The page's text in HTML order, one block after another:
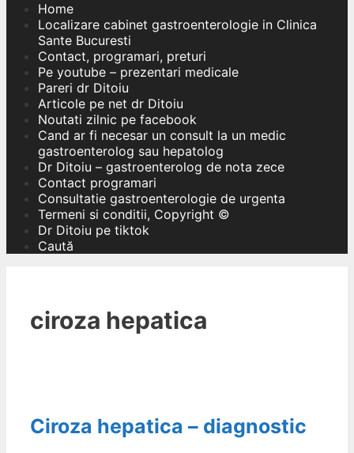
Home
Localizare cabinet gastroenterologie in Clinica
Sante Bucuresti
Contact, programari, preturi
Pe youtube – prezentari medicale
Pareri dr Ditoiu
Articole pe net dr Ditoiu
Noutati zilnic pe facebook
Cand ar fi necesar un consult la un medic
gastroenterolog sau hepatolog
Dr Ditoiu – gastroenterolog de nota zece
Contact programari
Consultatie gastroenterologie de urgenta
Termeni si conditii, Copyright ©
Dr Ditoiu pe tiktok
Caută
ciroza hepatica
Ciroza hepatica – diagnostic